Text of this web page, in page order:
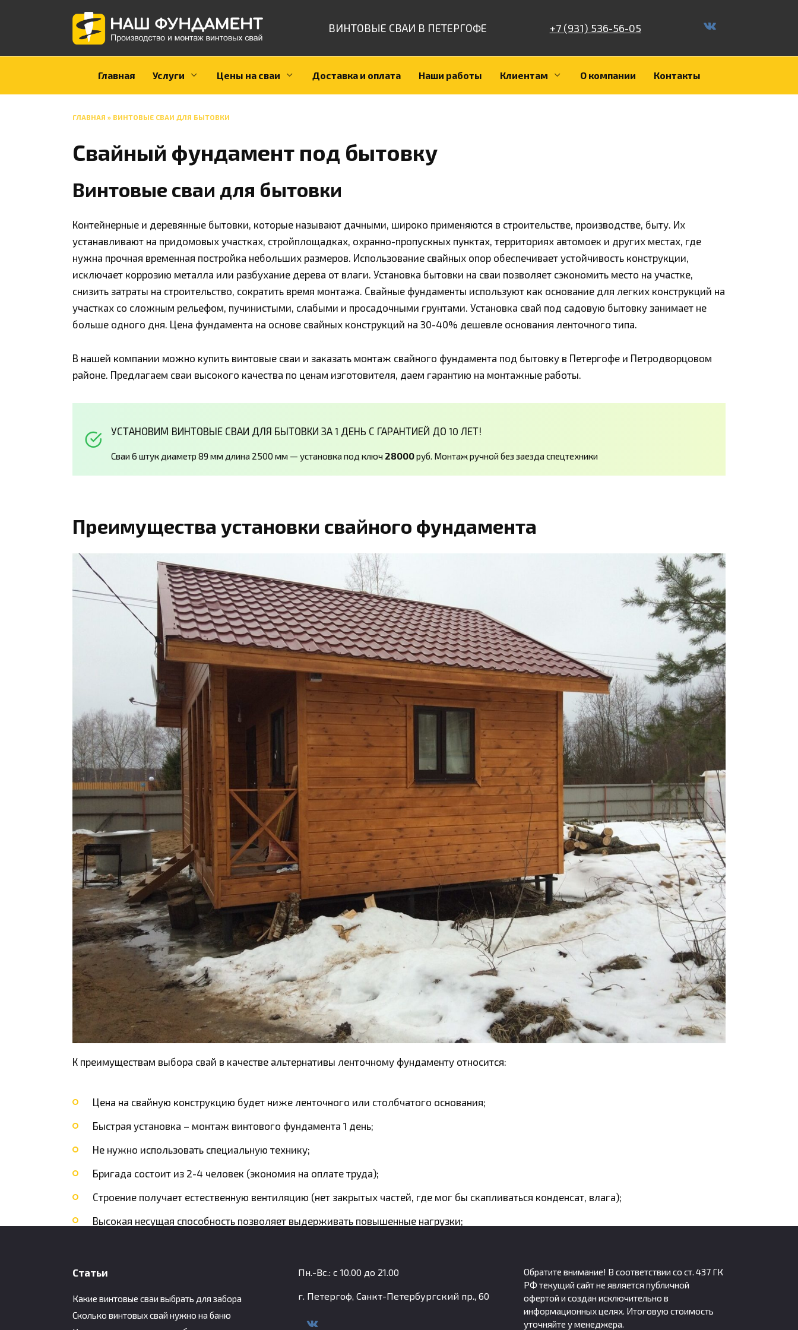
ВИНТОВЫЕ СВАИ В ПЕТЕРГОФЕ +7 (931) 536-56-05
Главная Услуги Цены на сваи Доставка и оплата Наши работы Клиентам О компании Контакты
ГЛАВНАЯ » ВИНТОВЫЕ СВАИ ДЛЯ БЫТОВКИ
Свайный фундамент под бытовку
Винтовые сваи для бытовки
Контейнерные и деревянные бытовки, которые называют дачными, широко применяются в строительстве, производстве, быту. Их
устанавливают на придомовых участках, стройплощадках, охранно-пропускных пунктах, территориях автомоек и других местах, где
нужна прочная временная постройка небольших размеров. Использование свайных опор обеспечивает устойчивость конструкции,
исключает коррозию металла или разбухание дерева от влаги. Установка бытовки на сваи позволяет сэкономить место на участке,
снизить затраты на строительство, сократить время монтажа. Свайные фундаменты используют как основание для легких конструкций на
участках со сложным рельефом, пучинистыми, слабыми и просадочными грунтами. Установка свай под садовую бытовку занимает не
больше одного дня. Цена фундамента на основе свайных конструкций на 30-40% дешевле основания ленточного типа.
В нашей компании можно купить винтовые сваи и заказать монтаж свайного фундамента под бытовку в Петергофе и Петродворцовом
районе. Предлагаем сваи высокого качества по ценам изготовителя, даем гарантию на монтажные работы.
УСТАНОВИМ ВИНТОВЫЕ СВАИ ДЛЯ БЫТОВКИ ЗА 1 ДЕНЬ С ГАРАНТИЕЙ ДО 10 ЛЕТ!
Сваи 6 штук диаметр 89 мм длина 2500 мм — установка под ключ 28000руб. Монтаж ручной без заезда спецтехники
Преимущества установки свайного фундамента
К преимуществам выбора свай в качестве альтернативы ленточному фундаменту относится:
Цена на свайную конструкцию будет ниже ленточного или столбчатого основания;
Быстрая установка – монтаж винтового фундамента 1 день;
Не нужно использовать специальную технику;
Бригада состоит из 2-4 человек (экономия на оплате труда);
Строение получает естественную вентиляцию (нет закрытых частей, где мог бы скапливаться конденсат, влага);
Высокая несущая способность позволяет выдерживать повышенные нагрузки;
Фундамент не выталкивается почвой во время перепада температур (смена сезонов, суровые климатические условия);
Статьи
Какие винтовые сваи выбрать для забора
Сколько винтовых свай нужно на баню
Пн.-Вс.: с 10.00 до 21.00
г. Петергоф, Санкт-Петербургский пр., 60
Обратите внимание! В соответствии со ст. 437 ГК
РФ текущий сайт не является публичной
офертой и создан исключительно в
информационных целях. Итоговую стоимость
уточняйте у менеджера.